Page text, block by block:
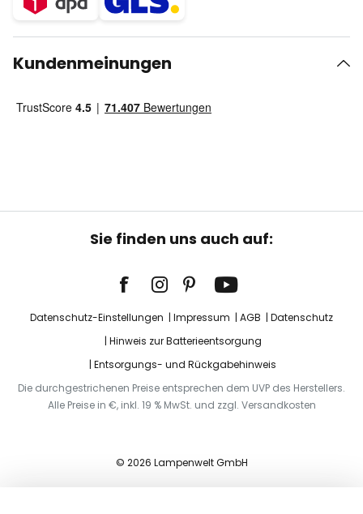
Kundenmeinungen
Sie finden uns auch auf:
Datenschutz-Einstellungen Impressum AGB
Datenschutz
Hinweis zur Batterieentsorgung
Entsorgungs- und Rückgabehinweis
Die durchgestrichenen Preise entsprechen dem UVP des Herstellers.
Alle Preise in €, inkl. 19 % MwSt. und zzgl. Versandkosten
© 2026 Lampenwelt GmbH